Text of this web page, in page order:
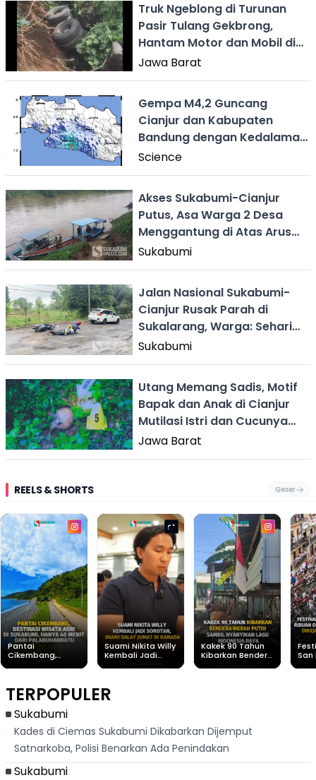
Truk Ngeblong di Turunan
Pasir Tulang Gekbrong,
Hantam Motor dan Mobil di
Jalan Raya Sukabumi -
Cianjur
Jawa Barat
Gempa M4,2 Guncang
Cianjur dan Kabupaten
Bandung dengan Kedalaman
10 Km
Science
Akses Sukabumi-Cianjur
Putus, Asa Warga 2 Desa
Menggantung di Atas Arus
Cibuni
Sukabumi
Jalan Nasional Sukabumi-
Cianjur Rusak Parah di
Sukalarang, Warga: Sehari
Bisa 5 Motor Jatuh
Sukabumi
Utang Memang Sadis, Motif
Bapak dan Anak di Cianjur
Mutilasi Istri dan Cucunya
Sendiri
Jawa Barat
REELS & SHORTS Geser
Pantai
Cikembang,
Dari
Palabuhanratu
Suami Nikita Willy
Kembali Jadi
Kakek 90 Tahun
Kibarkan Bendera
San
TERPOPULER
Sukabumi
Kades di Ciemas Sukabumi Dikabarkan Dijemput
Satnarkoba, Polisi Benarkan Ada Penindakan
Sukabumi